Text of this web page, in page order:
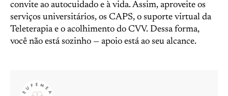
convite ao autocuidado e à vida. Assim, aproveite os
serviços universitários, os CAPS, o suporte virtual da
Teleterapia e o acolhimento do CVV. Dessa forma,
você não está sozinho — apoio está ao seu alcance.